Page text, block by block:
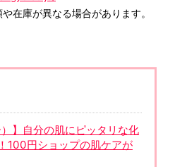
在庫が異なる場合があります。
）】自分の肌にピッタリな化
100円ショップの肌ケアが